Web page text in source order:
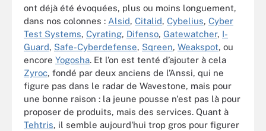
ont déjà été évoquées, plus ou moins longuement,
dans nos colonnes : Alsid, Citalid, Cybelius, Cyber
Test Systems, Cyrating, Difenso, Gatewatcher, I-
Guard, Safe-Cyberdefense, Sqreen, Weakspot, ou
encore Yogosha. Et l’on est tenté d’ajouter à cela
Zyroc, fondé par deux anciens de l’Anssi, qui ne
figure pas dans le radar de Wavestone, mais pour
une bonne raison : la jeune pousse n'est pas là pour
proposer de produits, mais des services. Quant à
Tehtris, il semble aujourd'hui trop gros pour figurer